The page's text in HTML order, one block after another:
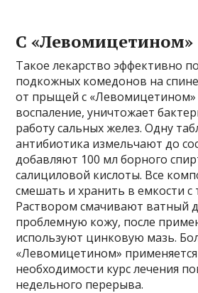
С «Левомицетином»
Такое лекарство эффективно
подкожных комедонов на
от прыщей с «Левомицетином»
воспаление, уничтожает
работу сальных желез. Одну
антибиотика измельчают до
добавляют 100 мл борного
салициловой кислоты. Все
смешать и хранить в емкости с
Раствором смачивают ватный
проблемную кожу, после
используют цинковую мазь.
«Левомицетином»
необходимости курс лечения
недельного перерыва.